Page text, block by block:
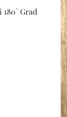
Grad